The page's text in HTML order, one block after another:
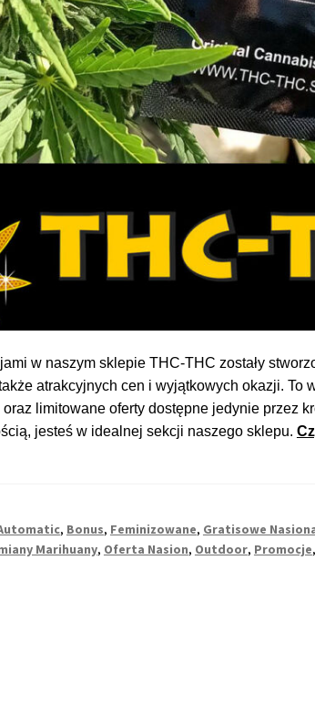
w naszym sklepie THC-THC zostały
atrakcyjnych cen i wyjątkowych okazji. To
limitowane oferty dostępne jedynie przez
jesteś w idealnej sekcji naszego sklepu.
, Bonus, Feminizowane, Gratisowe
Marihuany, Oferta Nasion, Outdoor, Promocje,